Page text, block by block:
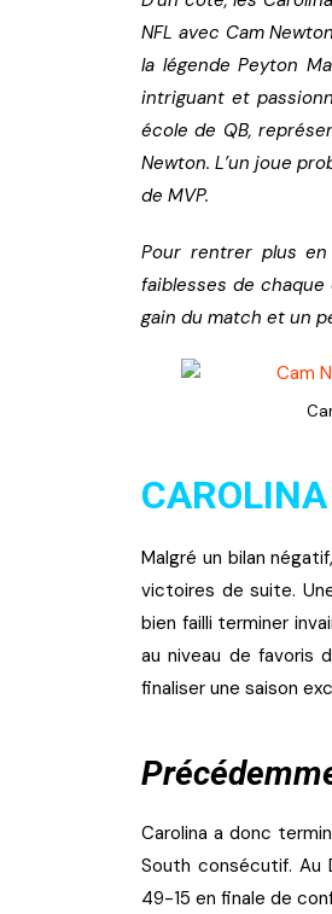
NFL avec Cam
la légende Peyton
intriguant et
école de QB,
Newton. L’un joue
de MVP.
Pour rentrer plus
faiblesses de
gain du match et un
Malgré un bilan
victoires de suite.
bien failli terminer
au niveau de favoris
finaliser une saison
Carolina a donc
South consécutif. Au
49-15 en finale de